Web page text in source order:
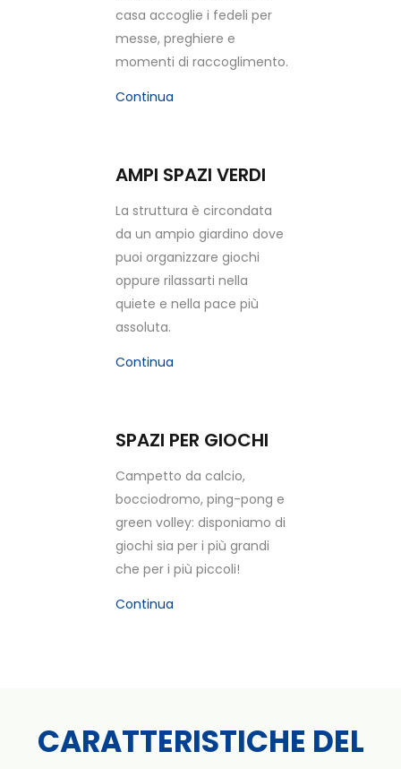
casa accoglie i fedeli per
messe, preghiere e
momenti di raccoglimento.
Continua
AMPI SPAZI VERDI
La struttura è circondata
da un ampio giardino dove
puoi organizzare giochi
oppure rilassarti nella
quiete e nella pace più
assoluta.
Continua
SPAZI PER GIOCHI
Campetto da calcio,
bocciodromo, ping-pong e
green volley: disponiamo di
giochi sia per i più grandi
che per i più piccoli!
Continua
CARATTERISTICHE DEL